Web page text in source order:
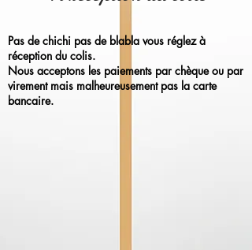
Pas de chichi pas de blabla vous réglez à
réception du colis.
Nous acceptons les paiements par chèque ou par
virement mais malheureusement pas la carte
bancaire.